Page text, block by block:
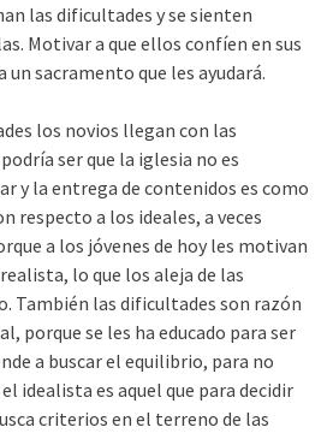
las dificultades y se sienten
Motivar a que ellos confíen en sus
un sacramento que les ayudará.
los novios llegan con las
ser que la iglesia no es
y la entrega de contenidos es como
respecto a los ideales, a veces
a los jóvenes de hoy les motivan
lo que los aleja de las
También las dificultades son razón
porque se les ha educado para ser
a buscar el equilibrio, para no
idealista es aquel que para decidir
criterios en el terreno de las